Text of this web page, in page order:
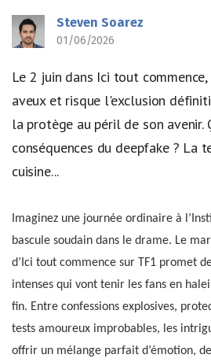
Steven Soarez
01/06/2026
Le 2 juin dans Ici tout
aveux et risque l'exclusion
la protège au péril de son avenir.
conséquences du deepfake ? La
cuisine...
Imaginez une journée ordinaire à
bascule soudain dans le drame. Le
d’Ici tout commence sur TF1 promet
intenses qui vont tenir les fans en
fin. Entre confessions explosives,
tests amoureux improbables, les
offrir un mélange parfait d’émotion,